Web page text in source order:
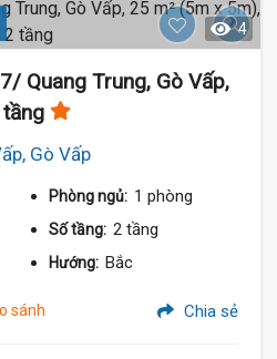
4
Quang Trung, Gò Vấp,
Gò Vấp
Phòng ngủ: 1 phòng
Số tầng: 2 tầng
Hướng: Bắc
sánh Chia sẻ